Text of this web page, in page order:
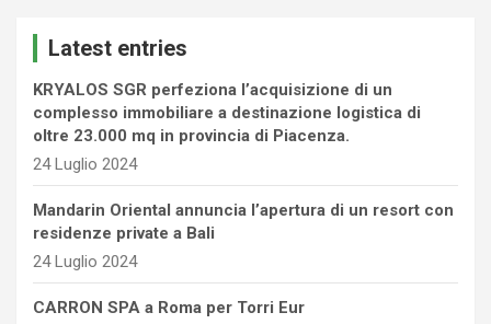
Latest entries
KRYALOS SGR perfeziona l’acquisizione di un
complesso immobiliare a destinazione logistica di
oltre 23.000 mq in provincia di Piacenza.
24 Luglio 2024
Mandarin Oriental annuncia l’apertura di un resort con
residenze private a Bali
24 Luglio 2024
CARRON SPA a Roma per Torri Eur